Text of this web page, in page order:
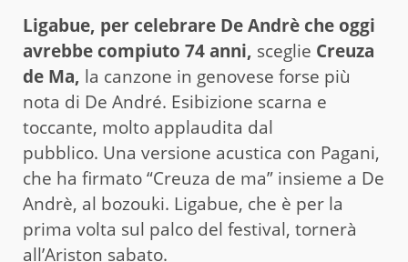
Ligabue, per celebrare De Andrè che oggi
avrebbe compiuto 74 anni, sceglie Creuza
de Ma, la canzone in genovese forse più
nota di De André. Esibizione scarna e
toccante, molto applaudita dal
pubblico. Una versione acustica con Pagani,
che ha firmato “Creuza de ma” insieme a De
Andrè, al bozouki. Ligabue, che è per la
prima volta sul palco del festival, tornerà
all’Ariston sabato.